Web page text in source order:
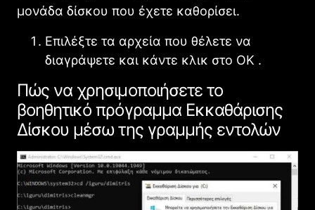
μονάδα δίσκου που έχετε καθορίσει.
Επιλέξτε τα αρχεία που θέλετε να
διαγράψετε και κάντε κλικ στο OK .
Πώς να χρησιμοποιήσετε το
βοηθητικό πρόγραμμα Εκκαθάρισης
Δίσκου μέσω της γραμμής εντολών